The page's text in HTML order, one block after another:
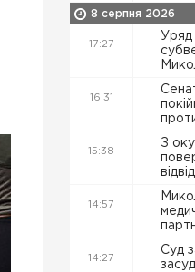
8 серпня 2026
17:27
Уряд
16:31
15:38
З
14:57
14:27
Суд